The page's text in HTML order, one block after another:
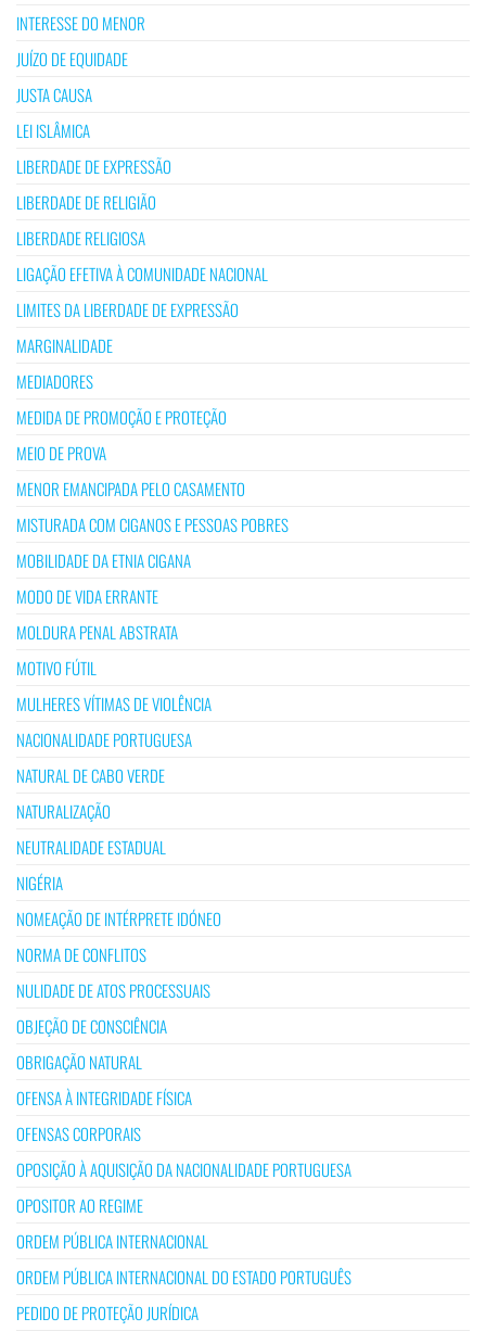
INTERESSE DO MENOR
JUÍZO DE EQUIDADE
JUSTA CAUSA
LEI ISLÂMICA
LIBERDADE DE EXPRESSÃO
LIBERDADE DE RELIGIÃO
LIBERDADE RELIGIOSA
LIGAÇÃO EFETIVA À COMUNIDADE NACIONAL
LIMITES DA LIBERDADE DE EXPRESSÃO
MARGINALIDADE
MEDIADORES
MEDIDA DE PROMOÇÃO E PROTEÇÃO
MEIO DE PROVA
MENOR EMANCIPADA PELO CASAMENTO
MISTURADA COM CIGANOS E PESSOAS POBRES
MOBILIDADE DA ETNIA CIGANA
MODO DE VIDA ERRANTE
MOLDURA PENAL ABSTRATA
MOTIVO FÚTIL
MULHERES VÍTIMAS DE VIOLÊNCIA
NACIONALIDADE PORTUGUESA
NATURAL DE CABO VERDE
NATURALIZAÇÃO
NEUTRALIDADE ESTADUAL
NIGÉRIA
NOMEAÇÃO DE INTÉRPRETE IDÓNEO
NORMA DE CONFLITOS
NULIDADE DE ATOS PROCESSUAIS
OBJEÇÃO DE CONSCIÊNCIA
OBRIGAÇÃO NATURAL
OFENSA À INTEGRIDADE FÍSICA
OFENSAS CORPORAIS
OPOSIÇÃO À AQUISIÇÃO DA NACIONALIDADE PORTUGUESA
OPOSITOR AO REGIME
ORDEM PÚBLICA INTERNACIONAL
ORDEM PÚBLICA INTERNACIONAL DO ESTADO PORTUGUÊS
PEDIDO DE PROTEÇÃO JURÍDICA